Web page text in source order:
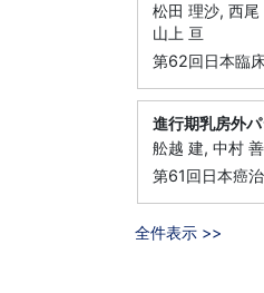
松田 理沙, 西
山上 亘
第62回日本臨
進行期乳房外
舩越 建, 中村
第61回日本癌
全件表示 >>